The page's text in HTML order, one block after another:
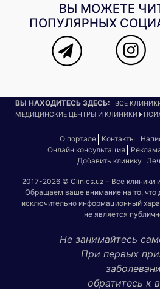
ВЫ МОЖЕТЕ
ПОПУЛЯРНЫХ
ВЫ НАХОДИТЕСЬ ЗДЕСЬ:
ВСЕ
МЕДИЦИНСКИЕ ЦЕНТРЫ И КЛИНИКИ
О портале Контакты
Онлайн консультация
Добавить клинику
2017-2026 © Clinics.uz - Все клиники
Обращаем ваше внимание на то, что
исключительно информационный
не является
Не занимайтесь
При первых
обратитесь к